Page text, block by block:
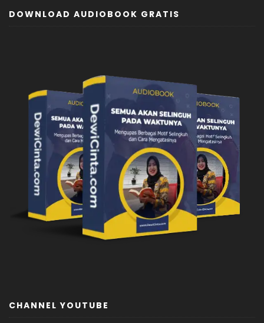
DOWNLOAD AUDIOBOOK GRATIS
CHANNEL YOUTUBE